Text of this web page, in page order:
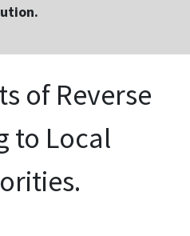
of Reverse
to Local